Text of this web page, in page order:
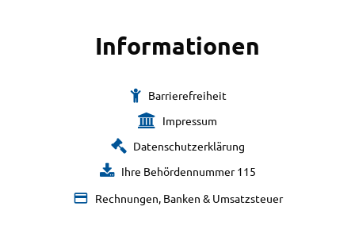
Informationen
Barrierefreiheit
Impressum
Datenschutzerklärung
Ihre Behördennummer 115
Rechnungen, Banken & Umsatzsteuer